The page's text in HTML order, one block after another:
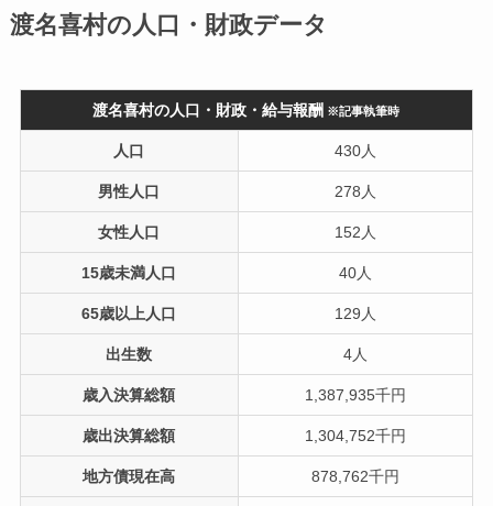
渡名喜村の人口・財政データ
渡名喜村の人口・財政・給与報酬 ※記事執筆時
人口 430人
男性人口 278人
女性人口 152人
15歳未満人口 40人
65歳以上人口 129人
出生数 4人
歳入決算総額 1,387,935千円
歳出決算総額 1,304,752千円
地方債現在高 878,762千円